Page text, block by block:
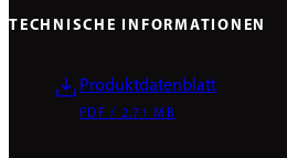
TECHNISCHE INFORMATIONEN
Produktdatenblatt
PDF / 2.71 MB